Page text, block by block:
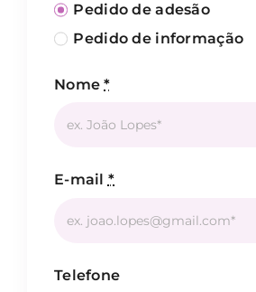
Pedido de adesão
Pedido de informação
Nome*
E-mail *
Telefone